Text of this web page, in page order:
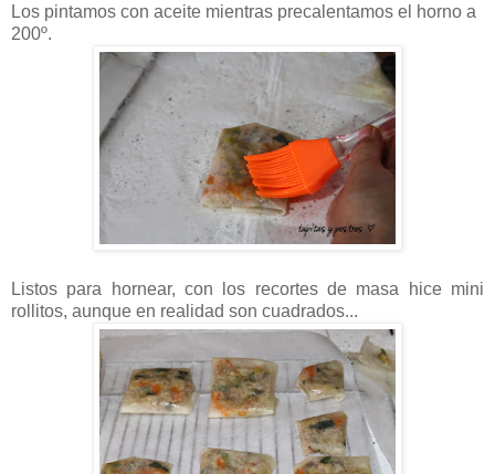
Los pintamos con aceite mientras precalentamos el horno a
200º.
Listos para hornear, con los recortes de masa hice mini
rollitos, aunque en realidad son cuadrados...